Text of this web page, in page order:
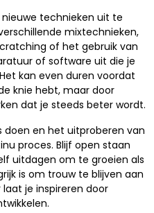
technieken uit te
mixtechnieken,
of het gebruik van
of software uit die je
kan even duren voordat
knie hebt, maar door
dat je steeds beter wordt.
doen en het uitproberen van
proces. Blijf open staan
uitdagen om te groeien als
is om trouw te blijven aan
je inspireren door